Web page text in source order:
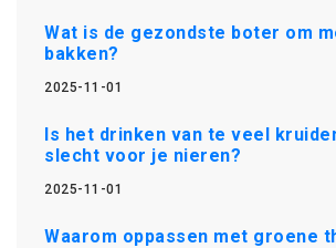
Wat is de gezondste boter om
bakken?
2025-11-01
Is het drinken van te veel
slecht voor je nieren?
2025-11-01
Waarom oppassen met groene